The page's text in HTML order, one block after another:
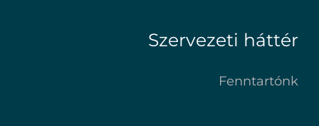
Szervezeti háttér
Fenntartónk